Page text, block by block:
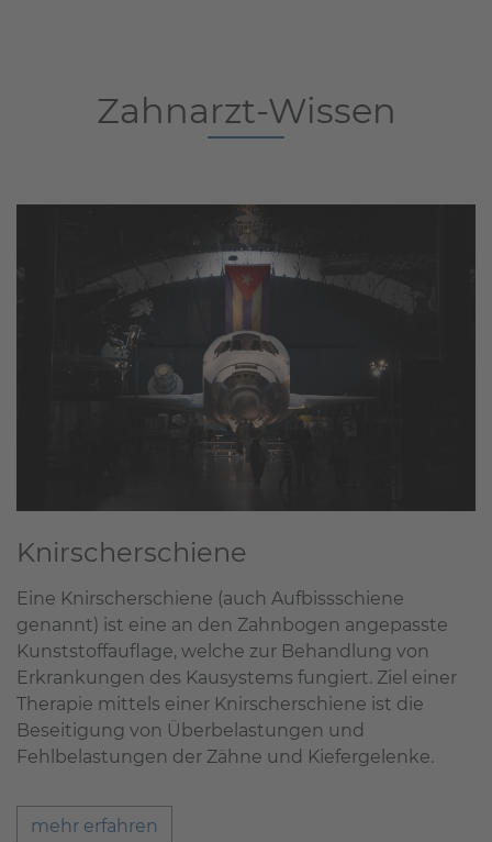
Zahnarzt-Wissen
Knirscherschiene
Eine Knirscherschiene (auch Aufbissschiene
genannt) ist eine an den Zahnbogen angepasste
Kunststoffauflage, welche zur Behandlung von
Erkrankungen des Kausystems fungiert. Ziel einer
Therapie mittels einer Knirscherschiene ist die
Beseitigung von Überbelastungen und
Fehlbelastungen der Zähne und Kiefergelenke.
mehr erfahren